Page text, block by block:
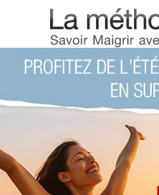
>
de anick08
21 - 30 31 - 40 41 - 43 »
1 2 3 4 5